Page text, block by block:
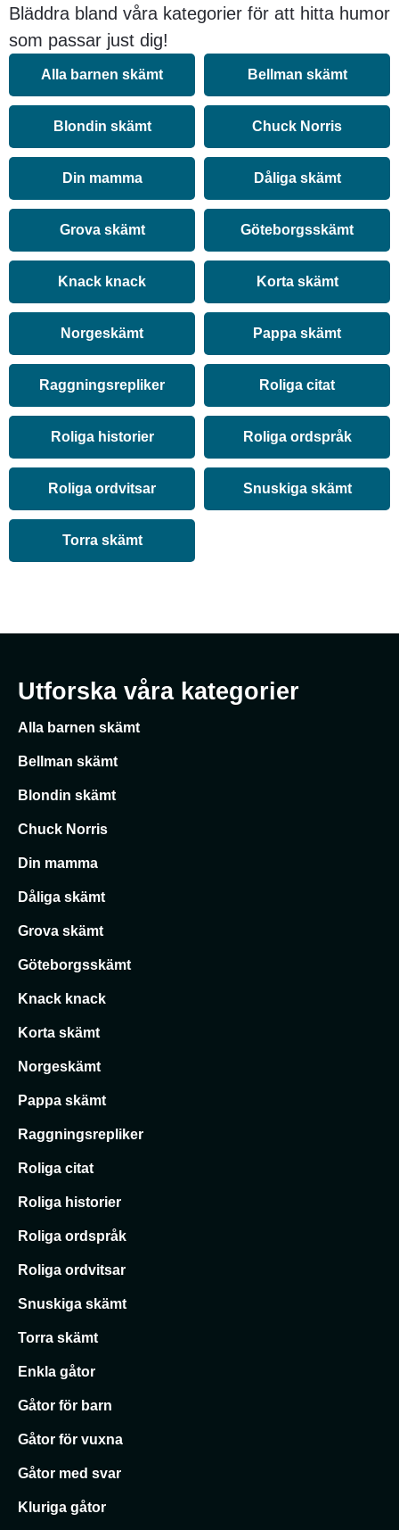
Bläddra bland våra kategorier för att hitta humor
som passar just dig!
Alla barnen skämt Bellman skämt
Blondin skämt Chuck Norris
Din mamma Dåliga skämt
Grova skämt Göteborgsskämt
Knack knack Korta skämt
Norgeskämt Pappa skämt
Raggningsrepliker Roliga citat
Roliga historier Roliga ordspråk
Roliga ordvitsar Snuskiga skämt
Torra skämt
Utforska våra kategorier
Alla barnen skämt
Bellman skämt
Blondin skämt
Chuck Norris
Din mamma
Dåliga skämt
Grova skämt
Göteborgsskämt
Knack knack
Korta skämt
Norgeskämt
Pappa skämt
Raggningsrepliker
Roliga citat
Roliga historier
Roliga ordspråk
Roliga ordvitsar
Snuskiga skämt
Torra skämt
Enkla gåtor
Gåtor för barn
Gåtor för vuxna
Gåtor med svar
Kluriga gåtor